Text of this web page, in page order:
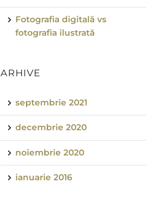
Fotografia digitală vs
fotografia ilustrată
ARHIVE
septembrie 2021
decembrie 2020
noiembrie 2020
ianuarie 2016